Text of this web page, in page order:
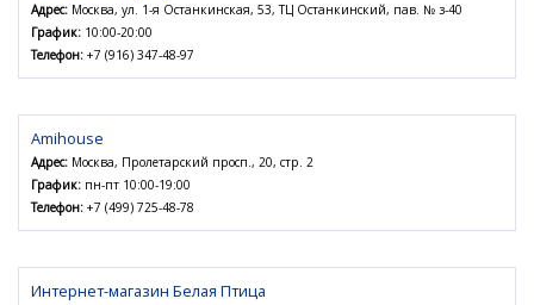
Адрес: Москва, ул. 1-я Останкинская, 53, ТЦ Останкинский, пав. № з-40
График: 10:00-20:00
Телефон: +7 (916) 347-48-97
Amihouse
Адрес: Москва, Пролетарский просп., 20, стр. 2
График: пн-пт 10:00-19:00
Телефон: +7 (499) 725-48-78
Интернет-магазин Белая Птица